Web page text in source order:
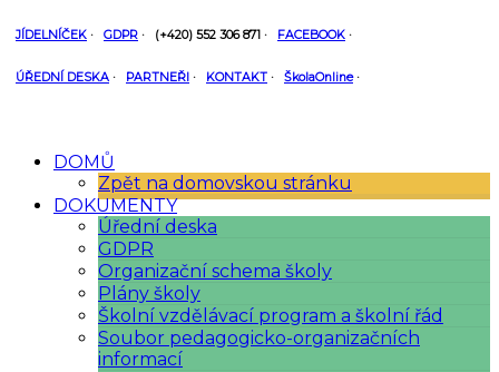
JÍDELNÍČEK · GDPR · (+420) 552 306 871 · FACEBOOK ·
ÚŘEDNÍ DESKA · PARTNEŘI · KONTAKT · ŠkolaOnline ·
DOMŮ
Zpět na domovskou stránku
DOKUMENTY
Úřední deska
GDPR
Organizační schema školy
Plány školy
Školní vzdělávací program a školní řád
Soubor pedagogicko-organizačních
informací